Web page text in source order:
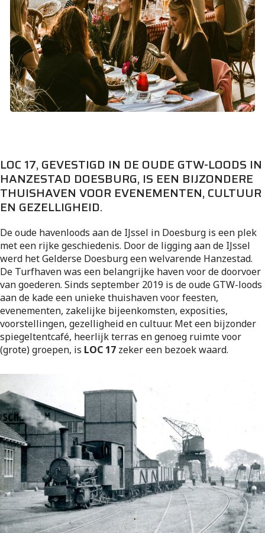
LOC 17, GEVESTIGD IN DE OUDE GTW-LOODS IN
HANZESTAD DOESBURG, IS EEN BIJZONDERE
THUISHAVEN VOOR EVENEMENTEN, CULTUUR
EN GEZELLIGHEID.
De oude havenloods aan de IJssel in Doesburg is een plek
met een rijke geschiedenis. Door de ligging aan de IJssel
werd het Gelderse Doesburg een welvarende Hanzestad.
De Turfhaven was een belangrijke haven voor de doorvoer
van goederen. Sinds september 2019 is de oude GTW-loods
aan de kade een unieke thuishaven voor feesten,
evenementen, zakelijke bijeenkomsten, exposities,
voorstellingen, gezelligheid en cultuur. Met een bijzonder
spiegeltentcafé, heerlijk terras en genoeg ruimte voor
(grote) groepen, is LOC 17 zeker een bezoek waard.